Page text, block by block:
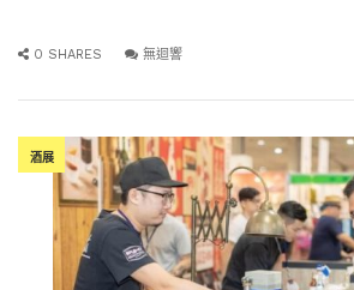
0 SHARES 無迴響
酒展